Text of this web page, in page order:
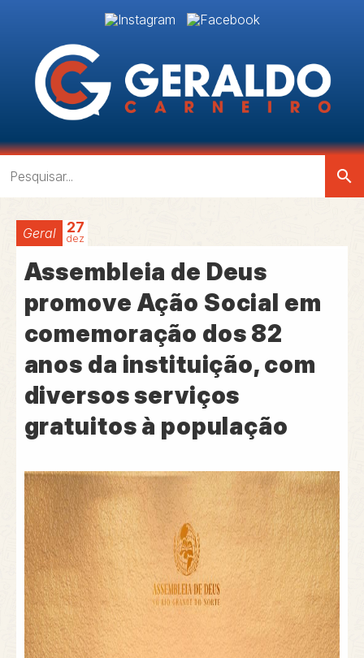
search
Geral 27
dez
Assembleia de Deus
promove Ação Social em
comemoração dos 82
anos da instituição, com
diversos serviços
gratuitos à população